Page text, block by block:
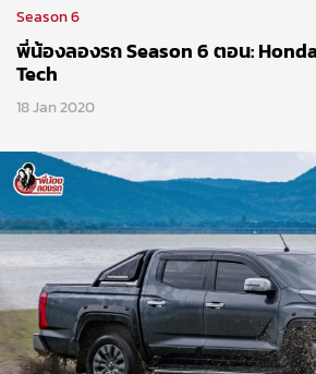
Season 6
พี่น้องลองรถ Season 6 ตอน:
Tech
18 Jan 2020